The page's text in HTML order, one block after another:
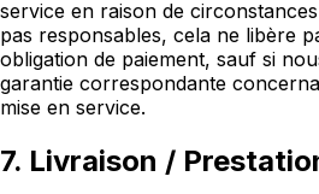
service en raison de
pas responsables, cela ne libère
obligation de paiement, sauf si
garantie correspondante
mise en service.
7. Livraison /